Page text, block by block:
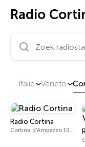
Radio
Zoek radiostations…
Italië Veneto
Radio Cortina
Cortina d'Ampezzo 102.0 - 103.8 FM